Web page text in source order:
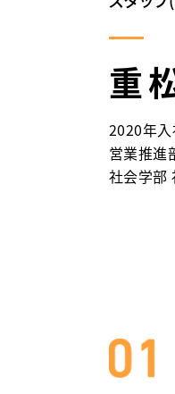
重
2020年
営業推進
社会学部